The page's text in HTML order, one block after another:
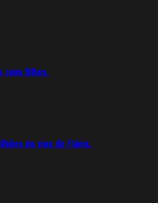
com filhos.
do vice de Flávio.